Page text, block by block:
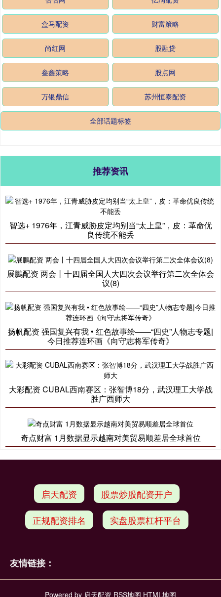
盒马配资 财富策略
尚红网 股融贷
叁鑫策略 股点网
万银鼎信 苏州恒泰配资
全部话题标签
推荐资讯
智选+ 1976年，江青威胁皮定均别当“太上皇”，皮：革命优
良传统不能丢
展鵬配资 两会丨十四届全国人大四次会议举行第二次全体会
议(8)
扬帆配资 强国复兴有我 • 红色故事绘——“四史”人物志专题|
今日推荐连环画《向守志将军传奇》
大彩配资 CUBAL西南赛区：张智博18分，武汉理工大学战
胜广西师大
奇点财富 1月数据显示越南对美贸易顺差居全球首位
启天配资 股票炒股配资开户
正规配资排名 实盘股票杠杆平台
友情链接：
Powered by 启天配资 RSS地图 HTML地图